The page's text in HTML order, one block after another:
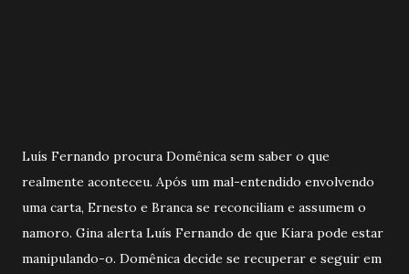
Luís Fernando procura Domênica sem saber o que
realmente aconteceu. Após um mal-entendido envolvendo
uma carta, Ernesto e Branca se reconciliam e assumem o
namoro. Gina alerta Luís Fernando de que Kiara pode estar
manipulando-o. Domênica decide se recuperar e seguir em